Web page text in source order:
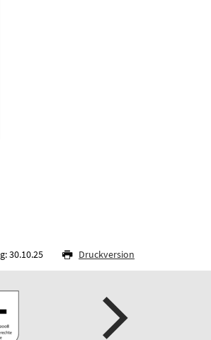
30.10.25 Druckversion